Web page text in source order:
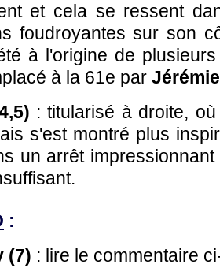
et cela se ressent
foudroyantes sur son
à l'origine de
à la 61e par
: titularisé à droite,
s'est montré plus
un arrêt
:
(7) : lire le commentaire